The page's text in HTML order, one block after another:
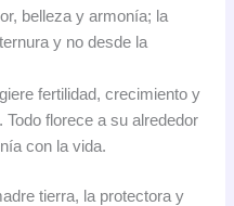
belleza y armonía; la
y no desde la
fertilidad, crecimiento y
florece a su alrededor
con la vida.
tierra, la protectora y